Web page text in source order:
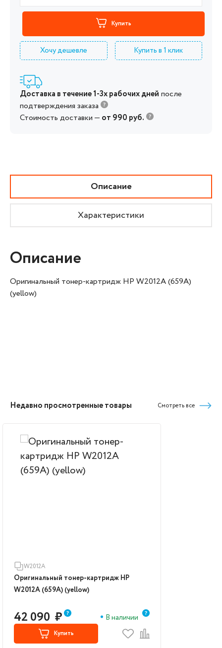
Купить
Хочу дешевле Купить в 1 клик
Доставка в течение 1-3х рабочих дней после
подтверждения заказа
Стоимость доставки — от 990 руб.
Описание
Характеристики
Описание
Оригинальный тонер-картридж HP W2012A (659A)
(yellow)
Недавно просмотренные товары Смотреть все
W2012A
Оригинальный тонер-картридж HP
W2012A (659A) (yellow)
42 090 ₽ В наличии
Купить